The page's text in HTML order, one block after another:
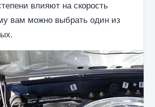
влияют на скорость
вам можно выбрать один из